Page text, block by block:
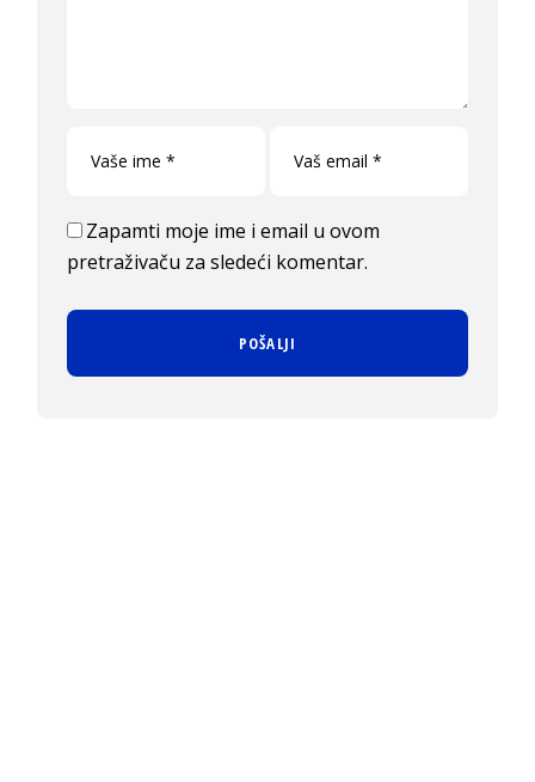
Zapamti moje ime i email u ovom
pretraživaču za sledeći komentar.